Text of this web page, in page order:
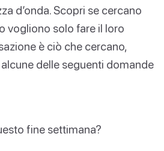
d’onda. Scopri se cercano
vogliono solo fare il loro
è ciò che cercano,
delle seguenti domande
fine settimana?